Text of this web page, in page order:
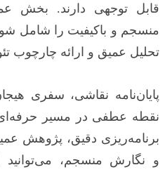
قابل توجهی دارند. بخش
منسجم و باکیفیت را شامل
تحلیل عمیق و ارائه چارچوب
پایان‌نامه نقاشی، سفری
نقطه عطفی در مسیر حرفه‌ای
برنامه‌ریزی دقیق، پژوهش
و نگارش منسجم، می‌توانید